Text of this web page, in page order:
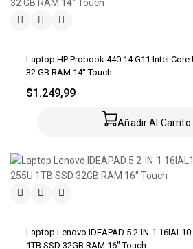
Laptop HP Probook 440 14 G11 Intel Core
32 GB RAM 14″ Touch
$1.249,99
Añadir Al Carrito
Laptop Lenovo IDEAPAD 5 2-IN-1
1TB SSD 32GB RAM 16″ Touch